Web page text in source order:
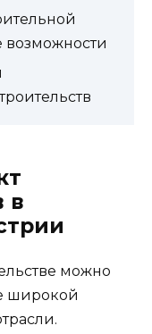
возможности
в
можно
широкой